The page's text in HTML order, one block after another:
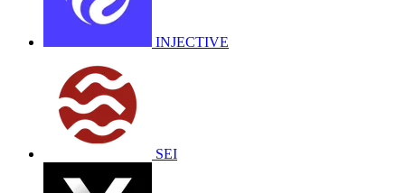
INJECTIVE
SEI